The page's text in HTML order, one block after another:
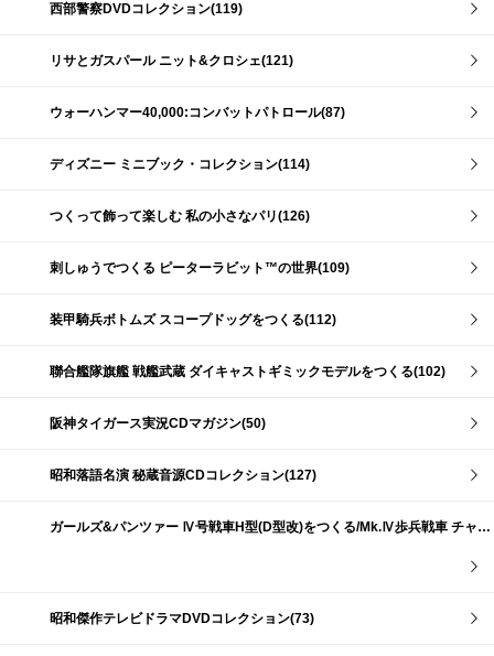
西部警察DVDコレクション(119)
リサとガスパール ニット&クロシェ(121)
ウォーハンマー40,000:コンバットパトロール(87)
ディズニー ミニブック・コレクション(114)
つくって飾って楽しむ 私の小さなパリ(126)
刺しゅうでつくる ピーターラビット™の世界(109)
装甲騎兵ボトムズ スコープドッグをつくる(112)
聯合艦隊旗艦 戦艦武蔵 ダイキャストギミックモデルをつくる(102)
阪神タイガース実況CDマガジン(50)
昭和落語名演 秘蔵音源CDコレクション(127)
ガールズ&パンツァー Ⅳ号戦車H型(D型改)をつくる/Mk.Ⅳ歩兵戦車 チャーチルMk.Ⅶをつくる(191)
昭和傑作テレビドラマDVDコレクション(73)